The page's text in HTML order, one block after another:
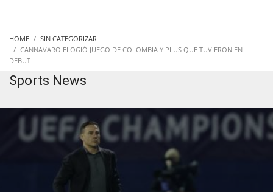
HOME
SIN CATEGORIZAR
CANNAVARO ELOGIÓ JUEGO DE COLOMBIA Y PLUS QUE TUVIERON EN
DEBUT
Sports News